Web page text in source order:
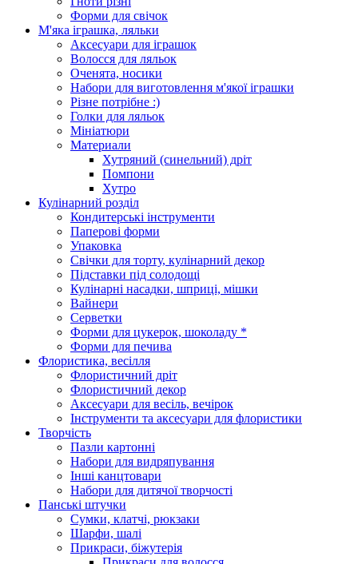
Форми для свічок
М'яка іграшка, ляльки
Аксесуари для іграшок
Волосся для ляльок
Оченята, носики
Набори для виготовлення м'якої іграшки
Різне потрібне :)
Голки для ляльок
Мініатюри
Материали
Хутряний (синельний) дріт
Помпони
Хутро
Кулінарний розділ
Кондитерські інструменти
Паперові форми
Упаковка
Свічки для торту, кулінарний декор
Підставки під солодощі
Кулінарні насадки, шприці, мішки
Вайнери
Серветки
Форми для цукерок, шоколаду *
Форми для печива
Флористика, весілля
Флористичний дріт
Флористичний декор
Аксесуари для весіль, вечірок
Інструменти та аксесуари для флористики
Творчість
Пазли картонні
Набори для видряпування
Інші канцтовари
Набори для дитячої творчості
Панські штучки
Сумки, клатчі, рюкзаки
Шарфи, шалі
Прикраси, біжутерія